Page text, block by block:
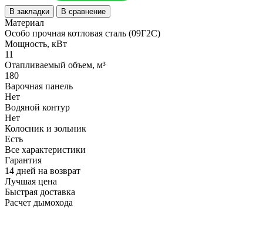
В закладки В сравнение
Материал
Особо прочная котловая сталь (09Г2С)
Мощность, кВт
11
Отапливаемый объем, м³
180
Варочная панель
Нет
Водяной контур
Нет
Колосник и зольник
Есть
Все характеристики
Гарантия
14 дней на возврат
Лучшая цена
Быстрая доставка
Расчет дымохода